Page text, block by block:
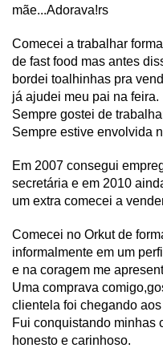
mãe...Adorava!rs
Comecei a trabalhar
de fast food mas antes
bordei toalhinhas pra
já ajudei meu pai na feira.
Sempre gostei de
Sempre estive envolvida
Em 2007 consegui
secretária e em 2010
um extra comecei a
Comecei no Orkut de
informalmente em um
e na coragem me
Uma comprava
clientela foi chegando
Fui conquistando minhas
honesto e carinhoso.